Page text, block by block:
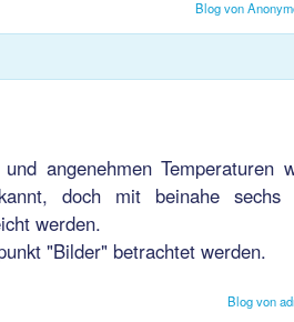
Blog von
angenehmen Temperaturen
doch mit beinahe sechs
werden.
"Bilder" betrachtet werden.
Blog von